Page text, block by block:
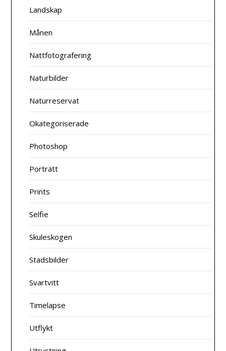
Landskap
Månen
Nattfotografering
Naturbilder
Naturreservat
Okategoriserade
Photoshop
Porträtt
Prints
Selfie
Skuleskogen
Stadsbilder
Svartvitt
Timelapse
Utflykt